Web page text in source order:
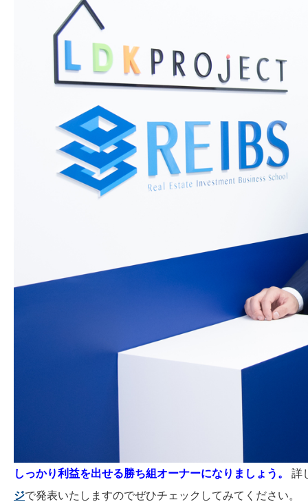
しっかり利益を出せる勝ち組オーナーになりましょう。
詳
ジで発表いたしますのでぜひチェックしてみてください